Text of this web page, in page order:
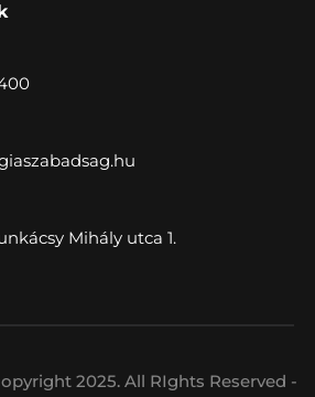
Mihály utca 1.
2025. All RIghts Reserved -